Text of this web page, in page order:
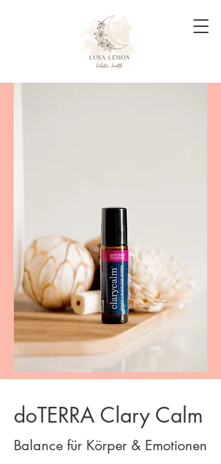
doTERRA Clary Calm
Balance für Körper & Emotionen